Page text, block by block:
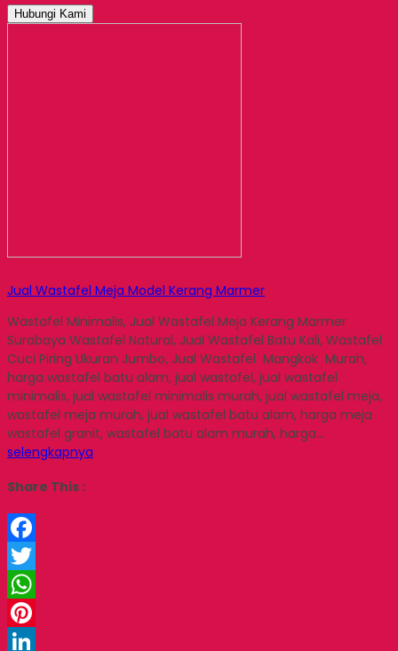
Hubungi Kami
Jual Wastafel Meja Model Kerang Marmer
Wastafel Minimalis, Jual Wastafel Meja Kerang Marmer
Surabaya Wastafel Natural, Jual Wastafel Batu Kali, Wastafel
Cuci Piring Ukuran Jumbo, Jual Wastafel Mangkok Murah,
harga wastafel batu alam, jual wastafel, jual wastafel
minimalis, jual wastafel minimalis murah, jual wastafel meja,
wastafel meja murah, jual wastafel batu alam, harga meja
wastafel granit, wastafel batu alam murah, harga…
selengkapnya
Share This :
Facebook
Twitter
WhatsApp
Pinterest